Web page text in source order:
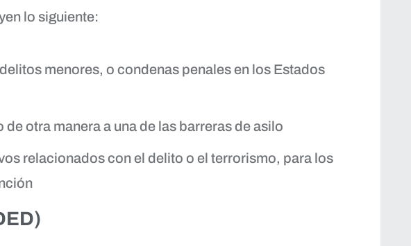
lo siguiente:
menores, o condenas penales en los Estados
otra manera a una de las barreras de asilo
relacionados con el delito o el terrorismo, para los